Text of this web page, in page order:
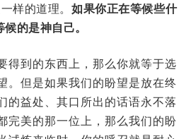
样的道理。 如果你正在等候些什
的是神自己。
得到的东西上，那么你就等于选
。但是如果我们的盼望是放在终
的益处、其口所出的话语永不落
完美的那一位上，那么我们的盼